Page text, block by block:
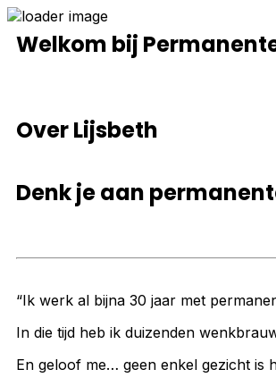
Welkom bij
Over Lijsbeth
Denk je aan
“Ik werk al bijna 30 jaar met
In die tijd heb ik duizenden
En geloof me… geen enkel gezicht is